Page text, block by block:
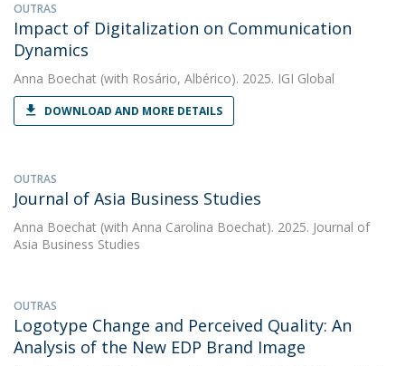
OUTRAS
Impact of Digitalization on Communication
Dynamics
Anna Boechat (with Rosário, Albérico). 2025. IGI Global
DOWNLOAD AND MORE DETAILS
OUTRAS
Journal of Asia Business Studies
Anna Boechat (with Anna Carolina Boechat). 2025. Journal of
Asia Business Studies
OUTRAS
Logotype Change and Perceived Quality: An
Analysis of the New EDP Brand Image